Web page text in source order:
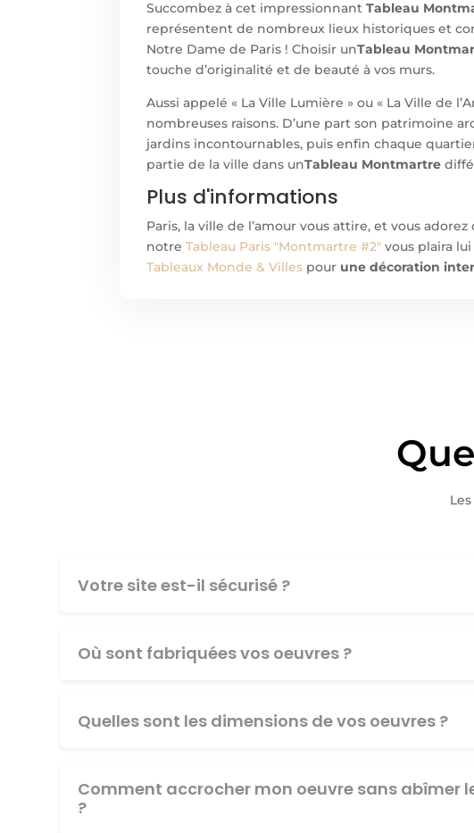
Succombez à cet impressionnantTableau
représentent de nombreux lieux historiques et
Notre Dame de Paris ! Choisir unTableau
touche d’originalité et de beauté à vos murs.
Aussi appelé « La Ville Lumière » ou « La Ville de
nombreuses raisons. D’une part son patrimoine
jardins incontournables, puis enfin chaque
partie de la ville dans unTableau Montmartre
Plus d'informations
Paris, la ville de l’amour vous attire, et vous adorez
notreTableau Paris "Montmartre #2" vous plaira
Tableaux Monde & Villes pour une décoration
Votre site est-il sécurisé ?
Où sont fabriquées vos oeuvres ?
Quelles sont les dimensions de vos oeuvres ?
Comment accrocher mon oeuvre sans abîmer
?